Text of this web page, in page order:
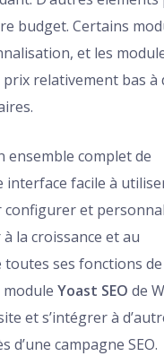
budget. Certains
et les
relativement bas à
ensemble complet de
facile à
et
la croissance et au
ses fonctions
Yoast SEO de
et s’intégrer à
campagne SEO.